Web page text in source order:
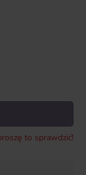
aby zwiększyć lub
to sprawdzić!